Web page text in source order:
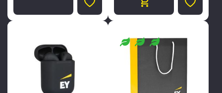
ZUR
WUNSCHLISTE
HINZUFÜGEN
ZUR